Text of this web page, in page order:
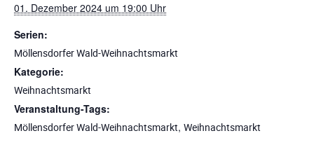
01. Dezember 2024 um 19:00 Uhr
Serien:
Möllensdorfer Wald-Weihnachtsmarkt
Kategorie:
Weihnachtsmarkt
Veranstaltung-Tags:
Möllensdorfer Wald-Weihnachtsmarkt, Weihnachtsmarkt